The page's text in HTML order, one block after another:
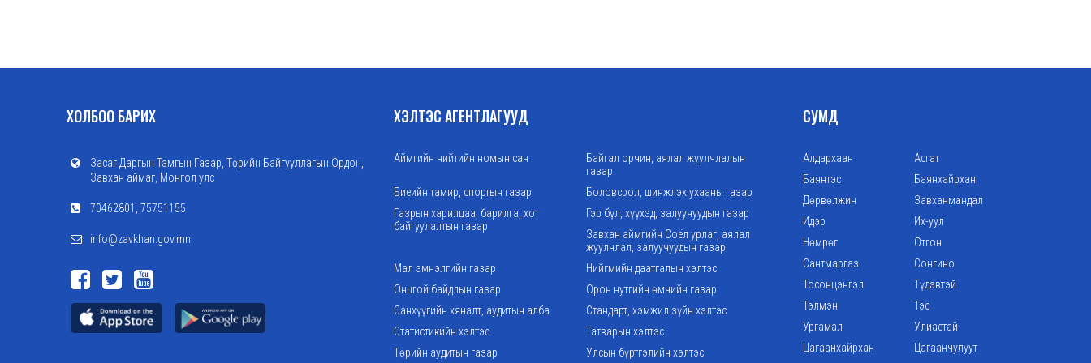
ХОЛБОО БАРИХ
Засаг Даргын Тамгын Газар, Төрийн Байгууллагын Ордон,
Завхан аймаг, Монгол улс
70462801, 75751155
info@zavkhan.gov.mn
ХЭЛТЭС АГЕНТЛАГУУД
Аймгийн нийтийн номын сан
Байгал орчин, аялал жуулчлалын
газар
Биеийн тамир, спортын газар
Боловсрол, шинжлэх ухааны газар
Газрын харилцаа, барилга, хот
байгуулалтын газар
Гэр бүл, хүүхэд, залуучуудын газар
Завхан аймгийн Соёл урлаг, аялал
жуулчлал, залуучуудын газар
Мал эмнэлгийн газар
Нийгмийн даатгалын хэлтэс
Онцгой байдлын газар
Орон нутгийн өмчийн газар
Санхүүгийн хяналт, аудитын алба
Стандарт, хэмжил зүйн хэлтэс
Статистикийн хэлтэс
Татварын хэлтэс
Төрийн аудитын газар
Улсын бүртгэлийн хэлтэс
СУМД
Алдархаан
Асгат
Баянтэс
Баянхайрхан
Дөрвөлжин
Завханмандал
Идэр
Их-уул
Нөмрөг
Отгон
Сантмаргаз
Сонгино
Тосонцэнгэл
Түдэвтэй
Тэлмэн
Тэс
Ургамал
Улиастай
Цагаанхайрхан
Цагаанчулуут